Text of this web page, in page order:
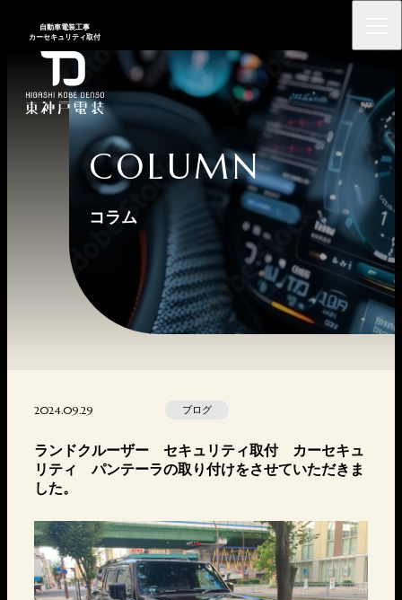
⾃動⾞電装⼯事
カーセキュリティ取付
COLUMN
コラム
2024.09.29 ブログ
ランドクルーザー セキュリティ取付 カーセキュ
リティ パンテーラの取り付けをさせていただきま
した。